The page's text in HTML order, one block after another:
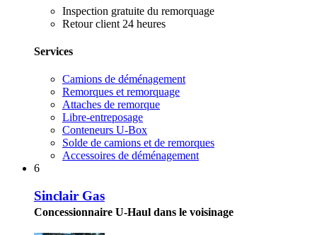
Inspection gratuite du remorquage
Retour client 24 heures
Services
Camions de déménagement
Remorques et remorquage
Attaches de remorque
Libre-entreposage
Conteneurs U-Box
Solde de camions et de remorques
Accessoires de déménagement
6
Sinclair Gas
Concessionnaire U-Haul dans le voisinage